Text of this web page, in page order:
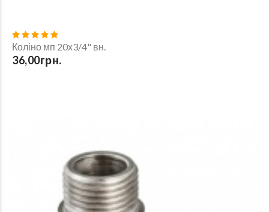
Коліно мп 20х3/4" вн.
36,00грн.